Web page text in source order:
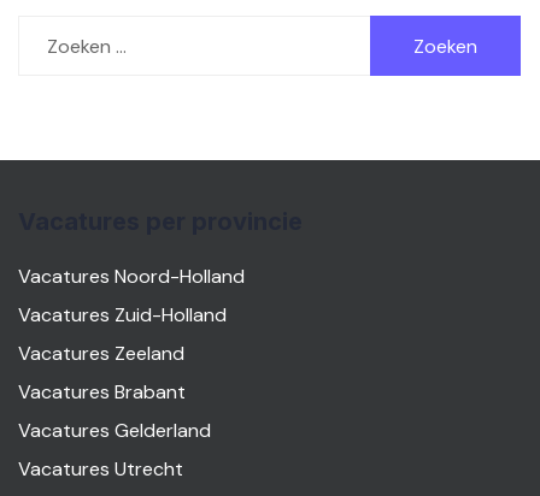
naar:
Vacatures Noord-Holland
Vacatures Zuid-Holland
Vacatures Zeeland
Vacatures Brabant
Vacatures Gelderland
Vacatures Utrecht